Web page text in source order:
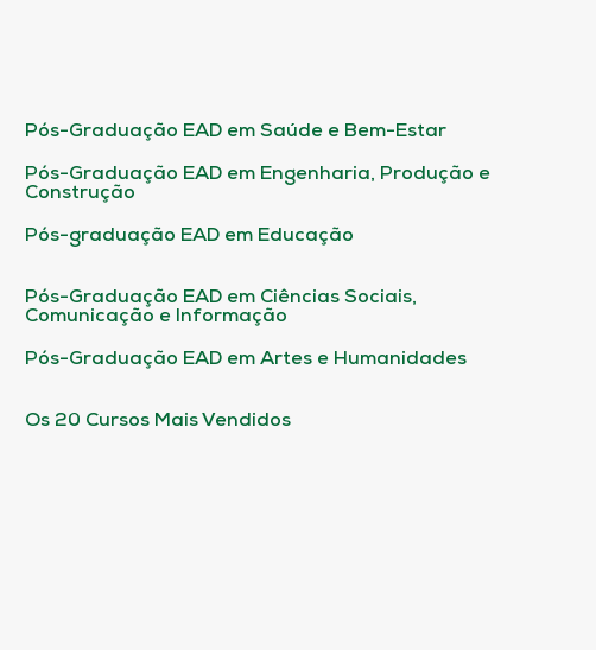
Pós-Graduação EAD em Saúde e Bem-Estar
Pós-Graduação EAD em Engenharia, Produção e
Construção
Pós-graduação EAD em Educação
Pós-Graduação EAD em Ciências Sociais,
Comunicação e Informação
Pós-Graduação EAD em Artes e Humanidades
Os 20 Cursos Mais Vendidos